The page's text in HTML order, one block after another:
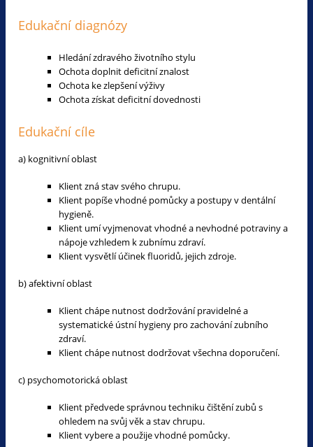
Edukační diagnózy
Hledání zdravého životního stylu
Ochota doplnit deficitní znalost
Ochota ke zlepšení výživy
Ochota získat deficitní dovednosti
Edukační cíle
a) kognitivní oblast
Klient zná stav svého chrupu.
Klient popíše vhodné pomůcky a postupy v dentální
hygieně.
Klient umí vyjmenovat vhodné a nevhodné potraviny a
nápoje vzhledem k zubnímu zdraví.
Klient vysvětlí účinek fluoridů, jejich zdroje.
b) afektivní oblast
Klient chápe nutnost dodržování pravidelné a
systematické ústní hygieny pro zachování zubního
zdraví.
Klient chápe nutnost dodržovat všechna doporučení.
c) psychomotorická oblast
Klient předvede správnou techniku čištění zubů s
ohledem na svůj věk a stav chrupu.
Klient vybere a použije vhodné pomůcky.